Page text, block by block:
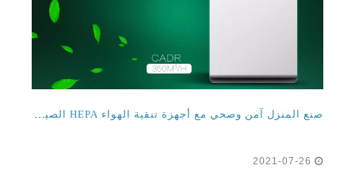
صنع المنزل آمن وصحي مع أجهزة تنقية الهواء HEPA الصين عالية الجودة